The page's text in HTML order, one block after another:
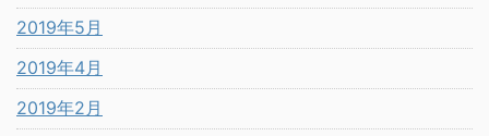
2019年5月
2019年4月
2019年2月